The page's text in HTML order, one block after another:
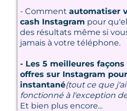
- Comment automatiser
cash Instagram pour
des résultats même si
jamais à votre téléphone.
- Les 5 meilleures
offres sur Instagram
instantané(tout ce que
fonctionné à l'exception
Et bien plus encore...